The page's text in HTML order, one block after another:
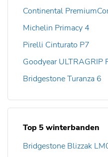
Continental
Michelin Primacy 4
Pirelli Cinturato P7
Goodyear ULTRAGRIP
Bridgestone Turanza 6
Top 5 winterbanden
Bridgestone Blizzak